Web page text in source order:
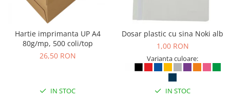
Accesorii diverse pentru birou
Etichetare si ambalare
Arhivare si depozitare
Instrumente de scris
Pixuri cu gel
Hartie imprimanta UP A4
80g/mp, 500 coli/top
26,50 RON
IN STOC
Dosar plastic cu sina Noki alb
1,00 RON
Varianta culoare:
IN STOC